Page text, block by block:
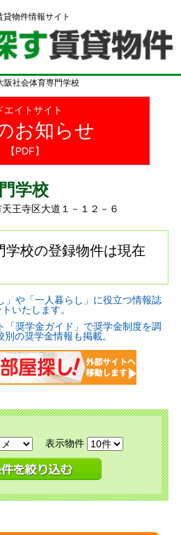
物件情報サイト
阪社会体育専門学校
エイトサイト
お知らせ
【PDF】
学校
王寺区大道１－１２－６
学校の登録物件は現在
」や「一人暮らし」に役立つ情報誌
いたします。
「奨学金ガイド」で奨学金制度を調
の奨学金情報も掲載。
表示物件